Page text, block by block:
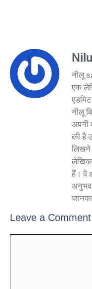
नीलू
एक
नीलू
अपनी
की है
लिखने
हैं। वे
अनुभव
Leave a Comment